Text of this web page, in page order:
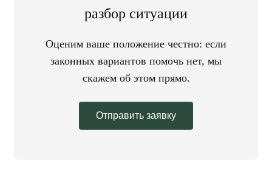
разбор ситуации
Оценим ваше положение честно: если
законных вариантов помочь нет, мы
скажем об этом прямо.
Отправить заявку